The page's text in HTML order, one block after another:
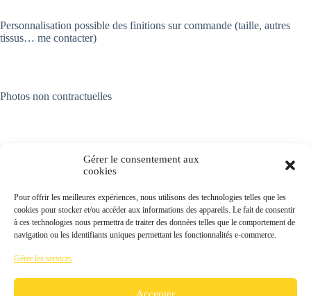
Gérer le consentement aux
cookies
Pour offrir les meilleures expériences, nous utilisons des technologies telles que les
cookies pour stocker et/ou accéder aux informations des appareils. Le fait de consentir
à ces technologies nous permettra de traiter des données telles que le comportement de
navigation ou les identifiants uniques permettant les fonctionnalités e-commerce.
Gérer les services
Accepter
Personnalisation possible des finitions sur commande (taille, autres
tissus… me contacter)
Photos non contractuelles
Mentions légales
Politique de Confidentialité
Livraison et remboursement
Conditions générales de vente